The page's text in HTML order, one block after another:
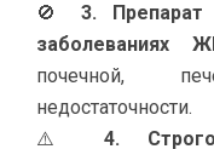
🚫3. Препарат
заболеваниях
почечной,
недостаточности.
⚠️4.